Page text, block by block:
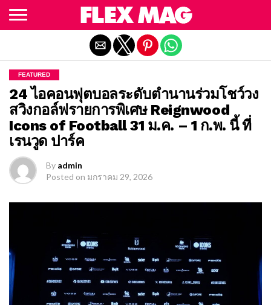
FEATURED
24 ไอคอนฟุตบอลระดับตำนานร่วมโชว์วง
สวิงกอล์ฟรายการพิเศษ Reignwood
Icons of Football 31 ม.ค. – 1 ก.พ. นี้ ที่
เรนวูด ปาร์ค
By admin
Posted on มกราคม 29, 2026
Exit mobile version